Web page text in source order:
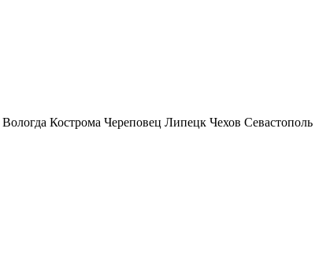
Вологда Кострома Череповец Липецк Чехов Севастополь